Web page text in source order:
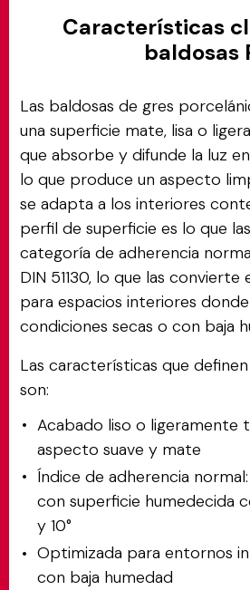
Características
baldosas
Las baldosas de gres
una superficie mate, lisa o
que absorbe y difunde la luz
lo que produce un aspecto
se adapta a los interiores
perfil de superficie es lo que
categoría de adherencia
DIN 51130, lo que las
para espacios interiores
condiciones secas o con baja
Las características que
son:
Acabado liso o ligeramente
aspecto suave y mate
Índice de adherencia
con superficie humedecida
y 10°
Optimizada para entornos
con baja humedad